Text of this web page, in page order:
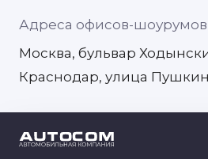
Адреса офисов-шоурумов
Москва, бульвар
Краснодар, улица